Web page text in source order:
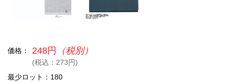
価格： 248円 （税別）
(税込：273円)
最少ロット：180